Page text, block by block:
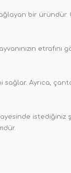
sağlayan bir
etrafını
Ayrıca,